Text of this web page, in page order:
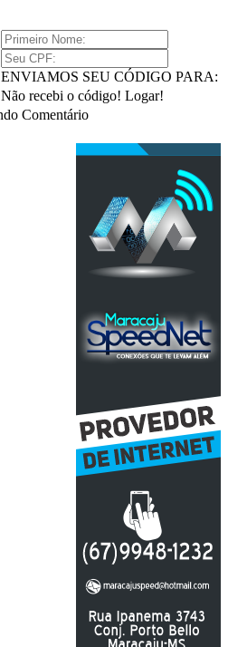
ENVIAMOS SEU CÓDIGO PARA:
Não recebi o código! Logar!